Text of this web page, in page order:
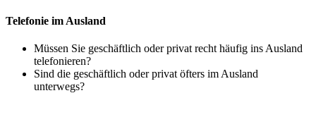
Telefonie im Ausland
Müssen Sie geschäftlich oder privat recht häufig ins Ausland
telefonieren?
Sind die geschäftlich oder privat öfters im Ausland
unterwegs?